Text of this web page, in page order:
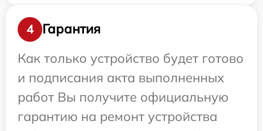
4
Гарантия
Как только устройство будет готово
и подписания акта выполненных
работ Вы получите официальную
гарантию на ремонт устройства